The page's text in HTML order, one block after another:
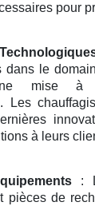
pour
dans le
mise à
Les
à leurs
:
pièces de